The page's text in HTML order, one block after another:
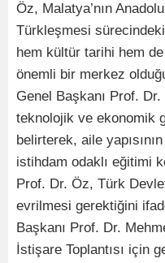
Öz, Malatya’nın
Türkleşmesi
hem kültür tarihi hem
önemli bir merkez
Genel Başkanı Prof.
teknolojik ve ekonomik
belirterek, aile
istihdam odaklı eğitimi
Prof. Dr. Öz, Türk
evrilmesi gerektiğini
Başkanı Prof. Dr.
İstişare Toplantısı için